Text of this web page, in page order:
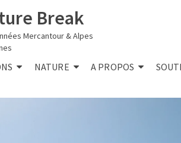
Break
Mercantour & Alpes
NATURE A PROPOS